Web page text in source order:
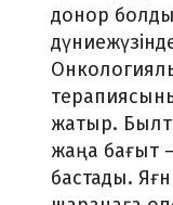
донор
жатыр.
жаңа бағыт
бастады.